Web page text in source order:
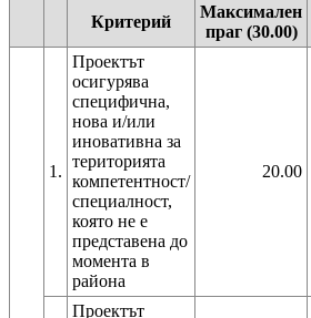
Критерий
Максимален
праг (30.00)
1.
Проектът
осигурява
специфична,
нова и/или
иновативна за
територията
компетентност/
специалност,
която не е
представена до
момента в
района
20.00
Проектът